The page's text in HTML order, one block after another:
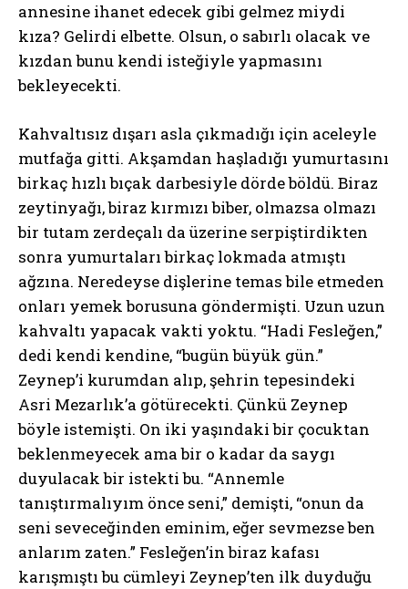
annesine ihanet edecek gibi gelmez miydi
kıza? Gelirdi elbette. Olsun, o sabırlı olacak ve
kızdan bunu kendi isteğiyle yapmasını
bekleyecekti.
Kahvaltısız dışarı asla çıkmadığı için aceleyle
mutfağa gitti. Akşamdan haşladığı yumurtasını
birkaç hızlı bıçak darbesiyle dörde böldü. Biraz
zeytinyağı, biraz kırmızı biber, olmazsa olmazı
bir tutam zerdeçalı da üzerine serpiştirdikten
sonra yumurtaları birkaç lokmada atmıştı
ağzına. Neredeyse dişlerine temas bile etmeden
onları yemek borusuna göndermişti. Uzun uzun
kahvaltı yapacak vakti yoktu. “Hadi Fesleğen,”
dedi kendi kendine, “bugün büyük gün.”
Zeynep’i kurumdan alıp, şehrin tepesindeki
Asri Mezarlık’a götürecekti. Çünkü Zeynep
böyle istemişti. On iki yaşındaki bir çocuktan
beklenmeyecek ama bir o kadar da saygı
duyulacak bir istekti bu. “Annemle
tanıştırmalıyım önce seni,” demişti, “onun da
seni seveceğinden eminim, eğer sevmezse ben
anlarım zaten.” Fesleğen’in biraz kafası
karışmıştı bu cümleyi Zeynep’ten ilk duyduğu